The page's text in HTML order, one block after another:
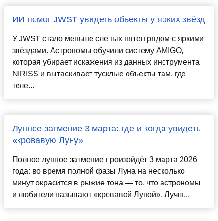
ИИ помог JWST увидеть объекты у ярких звёзд
У JWST стало меньше слепых пятен рядом с яркими
звёздами. Астрономы обучили систему AMIGO,
которая убирает искажения из данных инструмента
NIRISS и вытаскивает тусклые объекты там, где
теле...
Лунное затмение 3 марта: где и когда увидеть
«кровавую Луну»
Полное лунное затмение произойдёт 3 марта 2026
года: во время полной фазы Луна на несколько
минут окрасится в рыжие тона — то, что астрономы
и любители называют «кровавой Луной». Лучш...